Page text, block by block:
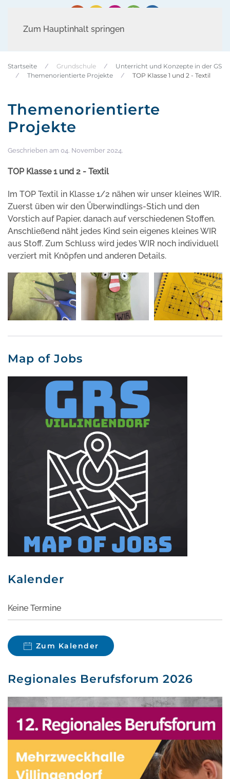
Zum Hauptinhalt springen
Startseite Grundschule
Unterricht und Konzepte in der GS
Themenorientierte Projekte
TOP Klasse 1 und 2 - Textil
Themenorientierte
Projekte
Geschrieben am 04. November 2024.
TOP Klasse 1 und 2 - Textil
Im TOP Textil in Klasse 1/2 nähen wir unser kleines WIR.
Zuerst üben wir den Überwindlings-Stich und den
Vorstich auf Papier, danach auf verschiedenen Stoffen.
Anschließend näht jedes Kind sein eigenes kleines WIR
aus Stoff. Zum Schluss wird jedes WIR noch individuell
verziert mit Knöpfen und anderen Details.
Map of Jobs
Kalender
Keine Termine
Zum Kalender
Regionales Berufsforum 2026